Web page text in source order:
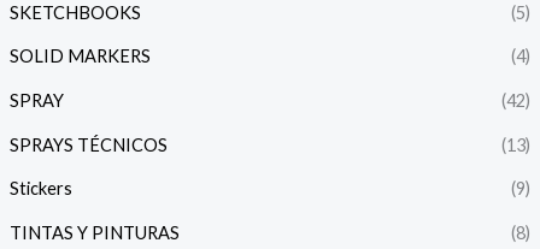
SKETCHBOOKS (5)
SOLID MARKERS (4)
SPRAY (42)
SPRAYS TÉCNICOS (13)
Stickers (9)
TINTAS Y PINTURAS
(8)